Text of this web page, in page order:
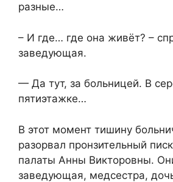
разные…
– И где… где она живёт? –
заведующая.
— Да тут, за больницей. В
пятиэтажке…
В этот момент тишину
разорвал пронзительный
палаты Анны Викторовны.
заведующая, медсестра,